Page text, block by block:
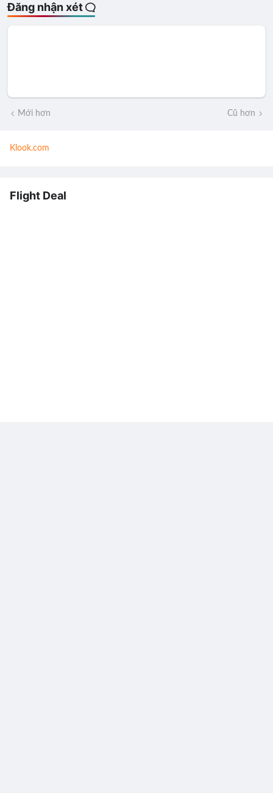
Đăng nhận xét
Mới hơn Cũ hơn
Klook.com
Flight Deal